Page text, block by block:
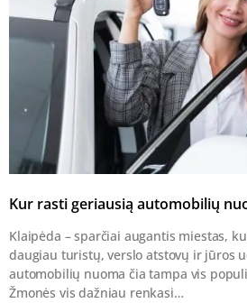
Kur rasti geriausią automobilių
Klaipėda – sparčiai augantis miestas,
daugiau turistų, verslo atstovų ir jūros
automobilių nuoma čia tampa vis
Žmonės vis dažniau renkasi…